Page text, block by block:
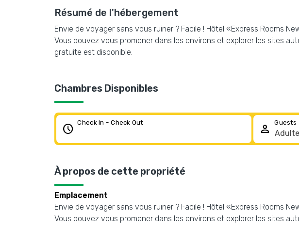
Résumé de l'hébergement
Envie de voyager sans vous ruiner ? Facile ! Hôtel «Express Rooms
Vous pouvez vous promener dans les environs et explorer les sites
gratuite est disponible.
Chambres Disponibles
schedule Check In - Check Out person Guests
À propos de cette propriété
Emplacement
Envie de voyager sans vous ruiner ? Facile ! Hôtel «Express Rooms
Vous pouvez vous promener dans les environs et explorer les sites